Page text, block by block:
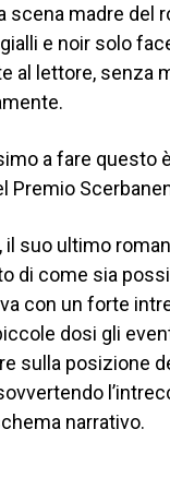
scena madre del
e noir solo
al lettore, senza
a fare questo è
Premio
, il suo ultimo
di come sia
con un forte
dosi gli
sulla posizione
narrativo.